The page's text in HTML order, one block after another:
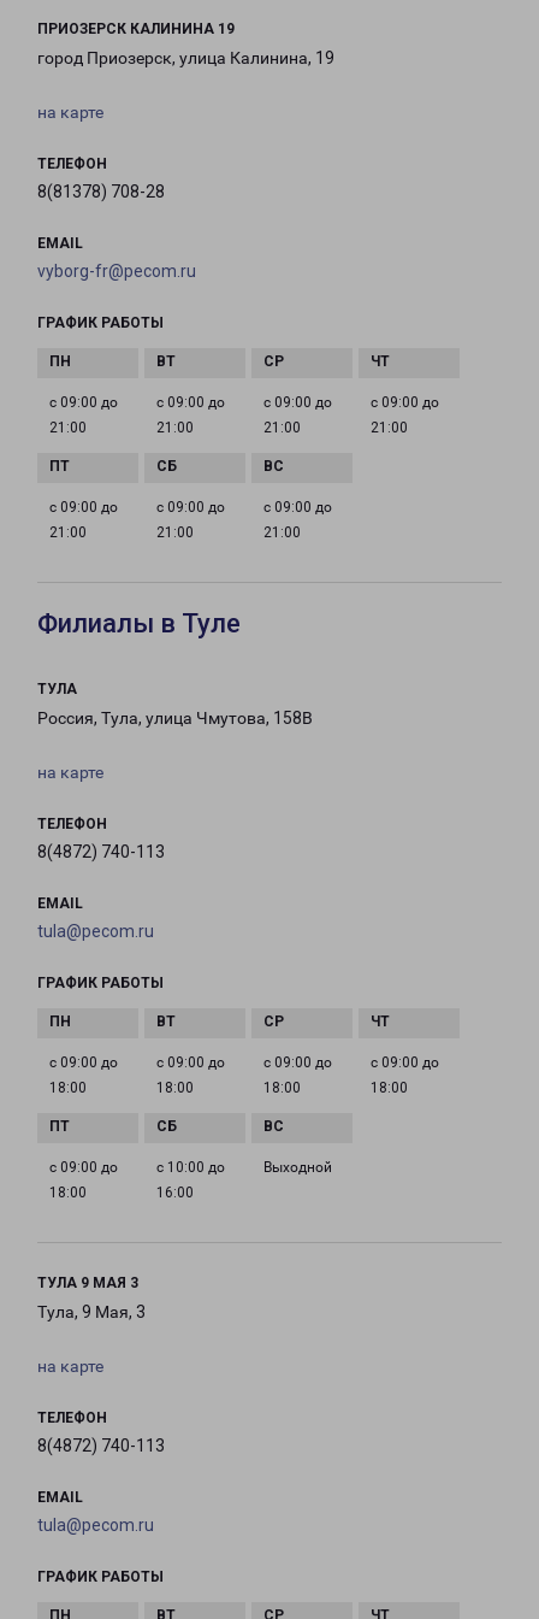
ПРИОЗЕРСК КАЛИНИНА 19
город Приозерск, улица Калинина, 19
на карте
ТЕЛЕФОН
8(81378) 708-28
EMAIL
vyborg-fr@pecom.ru
ГРАФИК РАБОТЫ
с 09:00 до
21:00
с 09:00 до
21:00
с 09:00 до
21:00
с 09:00 до
21:00
с 09:00 до
21:00
с 09:00 до
21:00
с 09:00 до
21:00
Филиалы в Туле
ТУЛА
Россия, Тула, улица Чмутова, 158В
на карте
ТЕЛЕФОН
8(4872) 740-113
EMAIL
tula@pecom.ru
ГРАФИК РАБОТЫ
с 09:00 до
18:00
с 09:00 до
18:00
с 09:00 до
18:00
с 09:00 до
18:00
с 09:00 до
18:00
с 10:00 до
16:00
Выходной
ТУЛА 9 МАЯ 3
Тула, 9 Мая, 3
на карте
ТЕЛЕФОН
8(4872) 740-113
EMAIL
tula@pecom.ru
ГРАФИК РАБОТЫ